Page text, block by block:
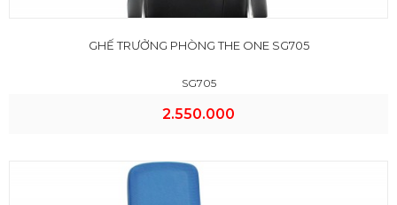
GHẾ TRƯỞNG PHÒNG THE ONE SG705
SG705
2.550.000